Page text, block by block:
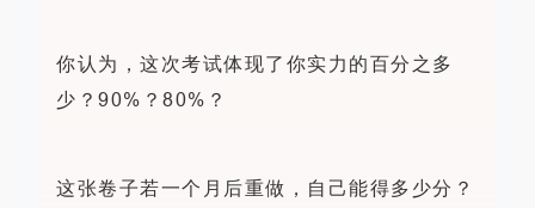
你认为，这次考试体现了你实力的百分之多
少？90%？80%？
这张卷子若一个月后重做，自己能得多少分？